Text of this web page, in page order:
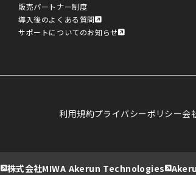
販売パートナー制度
導入後のよくある質問
サポートについてのお知らせ
利用規約プライバシーポリシー会
株式会社MIWA Akerun Technologies